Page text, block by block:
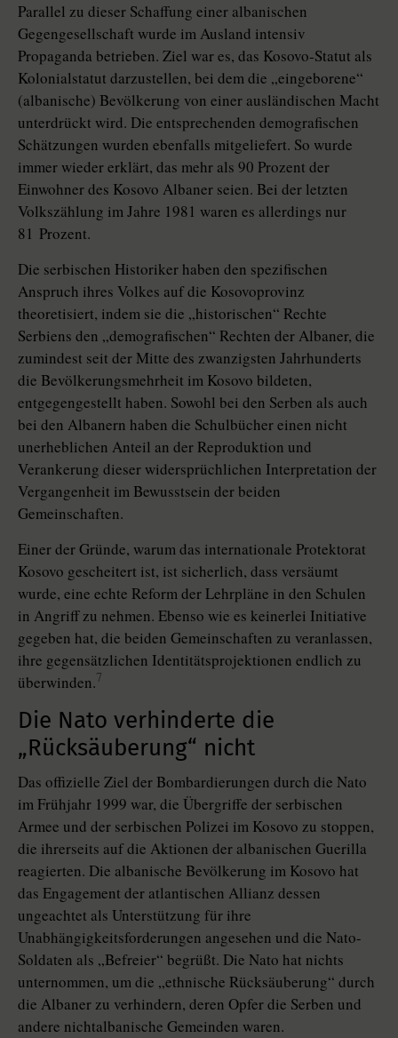
Parallel zu dieser Schaffung einer albanischen
Gegengesellschaft wurde im Ausland intensiv
Propaganda betrieben. Ziel war es, das Kosovo-Statut als
Kolonialstatut darzustellen, bei dem die „eingeborene“
(albanische) Bevölkerung von einer ausländischen Macht
unterdrückt wird. Die entsprechenden demografischen
Schätzungen wurden ebenfalls mitgeliefert. So wurde
immer wieder erklärt, das mehr als 90 Prozent der
Einwohner des Kosovo Albaner seien. Bei der letzten
Volkszählung im Jahre 1981 waren es allerdings nur
81 Prozent.
Die serbischen Historiker haben den spezifischen
Anspruch ihres Volkes auf die Kosovoprovinz
theoretisiert, indem sie die „historischen“ Rechte
Serbiens den „demografischen“ Rechten der Albaner, die
zumindest seit der Mitte des zwanzigsten Jahrhunderts
die Bevölkerungsmehrheit im Kosovo bildeten,
entgegengestellt haben. Sowohl bei den Serben als auch
bei den Albanern haben die Schulbücher einen nicht
unerheblichen Anteil an der Reproduktion und
Verankerung dieser widersprüchlichen Interpretation der
Vergangenheit im Bewusstsein der beiden
Gemeinschaften.
Einer der Gründe, warum das internationale Protektorat
Kosovo gescheitert ist, ist sicherlich, dass versäumt
wurde, eine echte Reform der Lehrpläne in den Schulen
in Angriff zu nehmen. Ebenso wie es keinerlei Initiative
gegeben hat, die beiden Gemeinschaften zu veranlassen,
ihre gegensätzlichen Identitätsprojektionen endlich zu
überwinden.7
Die Nato verhinderte die
„Rücksäuberung“ nicht
Das offizielle Ziel der Bombardierungen durch die Nato
im Frühjahr 1999 war, die Übergriffe der serbischen
Armee und der serbischen Polizei im Kosovo zu stoppen,
die ihrerseits auf die Aktionen der albanischen Guerilla
reagierten. Die albanische Bevölkerung im Kosovo hat
das Engagement der atlantischen Allianz dessen
ungeachtet als Unterstützung für ihre
Unabhängigkeitsforderungen angesehen und die Nato-
Soldaten als „Befreier“ begrüßt. Die Nato hat nichts
unternommen, um die „ethnische Rücksäuberung“ durch
die Albaner zu verhindern, deren Opfer die Serben und
andere nichtalbanische Gemeinden waren.